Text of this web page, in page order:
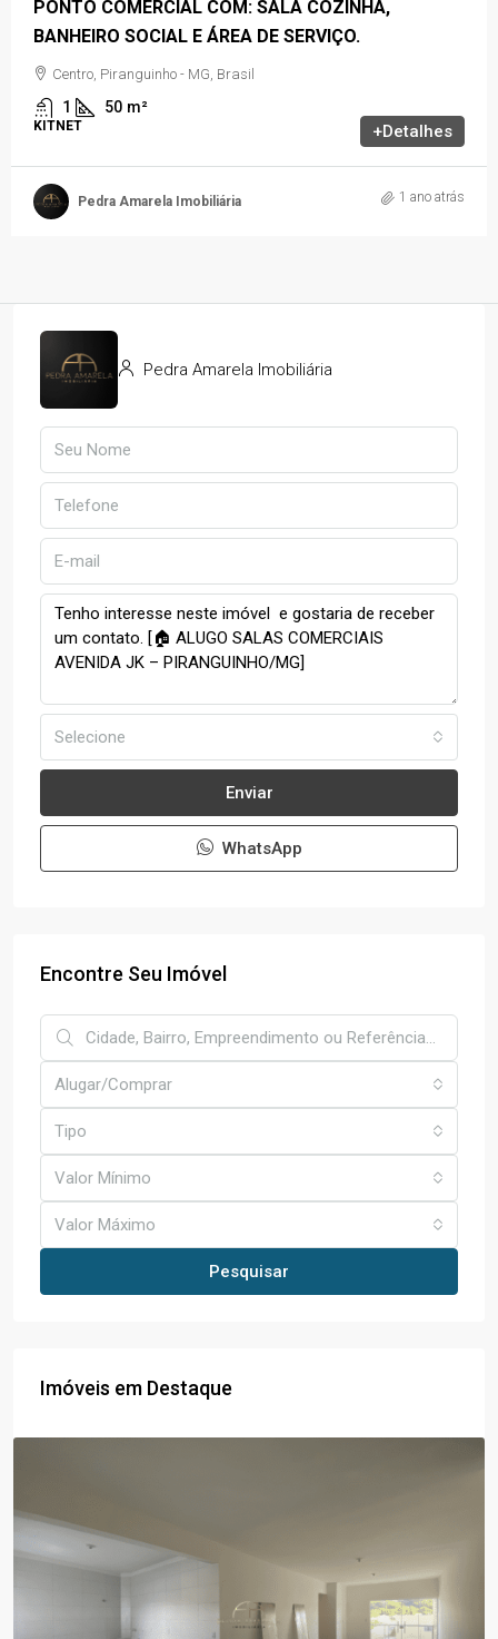
PONTO COMERCIAL COM: SALA COZINHA,
BANHEIRO SOCIAL E ÁREA DE SERVIÇO.
Centro, Piranguinho - MG, Brasil
1 50 m²
KITNET +Detalhes
Pedra Amarela Imobiliária 1 ano atrás
Pedra Amarela Imobiliária
Selecione
Enviar
WhatsApp
Encontre Seu Imóvel
Alugar/Comprar
Tipo
Valor Mínimo
Valor Máximo
Pesquisar
Imóveis em Destaque